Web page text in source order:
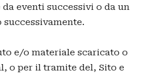
eventi successivi o da un
e/o materiale scaricato o
o per il tramite del, Sito e